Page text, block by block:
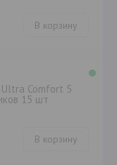
В корзину
Ultra Comfort 5
15 шт
В корзину